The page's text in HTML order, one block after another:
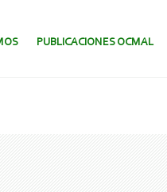
PUBLICACIONES OCMAL